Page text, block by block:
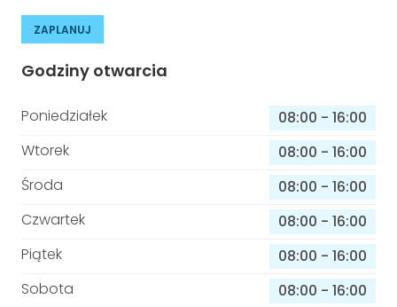
ZAPLANUJ
Godziny otwarcia
Poniedziałek 08:00 - 16:00
Wtorek
08:00 - 16:00
Środa
08:00 - 16:00
Czwartek
08:00 - 16:00
Piątek
08:00 - 16:00
Sobota
08:00 - 16:00